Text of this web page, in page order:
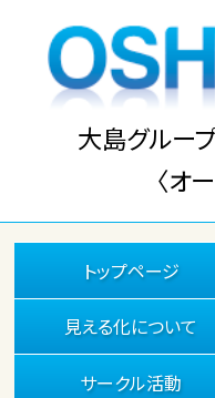
大島グルー
〈オ
トップページ
見える化について
サークル活動